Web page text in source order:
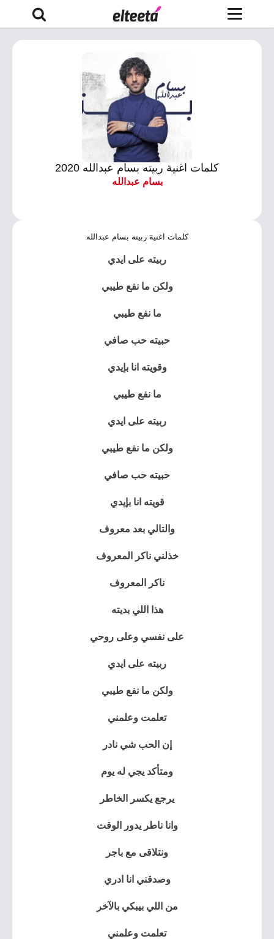
كلمات اغنية ربيته بسام عبدالله 2020
بسام عبدالله
كلمات اغنية ربيته بسام عبدالله
ربيته على ايدي
ولكن ما نفع طيبي
ما نفع طيبي
حبيته حب صافي
وقويته انا بإيدي
ما نفع طيبي
ربيته على ايدي
ولكن ما نفع طيبي
حبيته حب صافي
قويته انا بإيدي
والتالي بعد معروف
خذلني ناكر المعروف
ناكر المعروف
هذا اللي بديته
على نفسي وعلى روحي
ربيته على ايدي
ولكن ما نفع طيبي
تعلمت وعلمني
إن الحب شي نادر
ومتأكد يجي له يوم
يرجع يكسر الخاطر
وانا ناطر يدور الوقت
ونتلاقى مع باجر
وصدقني انا ادري
من اللي بيبكي بالآخر
تعلمت وعلمني